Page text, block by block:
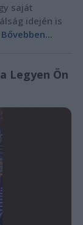
saját
idején is
Bővebben...
Legyen Ön